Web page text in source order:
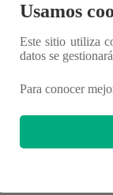
temporada? No
Usamos
Este sitio utiliza
datos se
Para conocer